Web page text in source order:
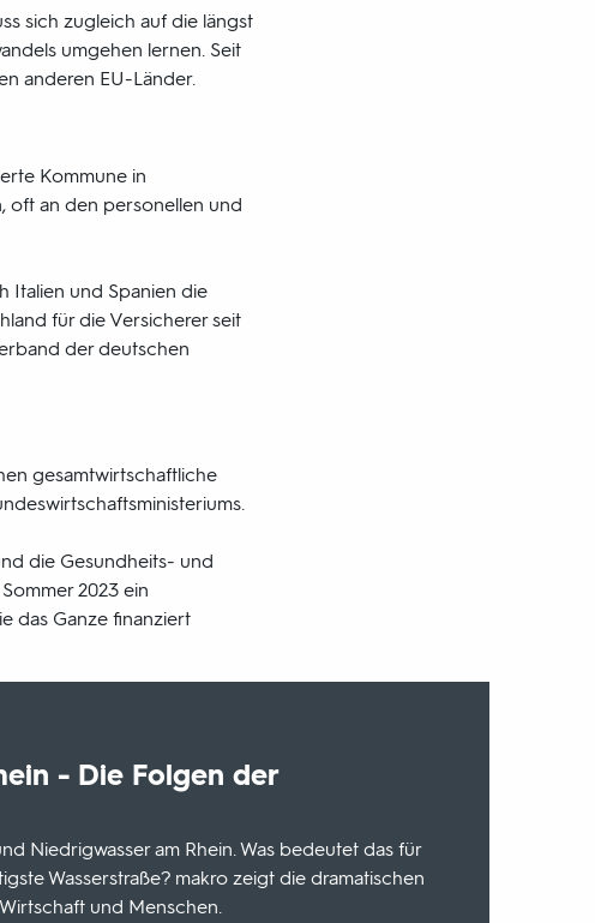
sich zugleich auf die längst
umgehen lernen. Seit
anderen EU-Länder.
Kommune in
oft an den personellen und
Italien und Spanien die
für die Versicherer seit
der deutschen
gesamtwirtschaftliche
die Gesundheits- und
2023 ein
das Ganze finanziert
- Die Folgen der
Niedrigwasser am Rhein. Was bedeutet das für
Wasserstraße? makro zeigt die dramatischen
und Menschen.